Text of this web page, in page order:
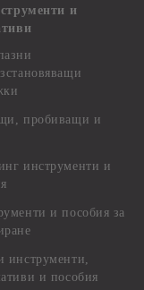
и
пробиващи и
инструменти и
и пособия за
инструменти,
и пособия